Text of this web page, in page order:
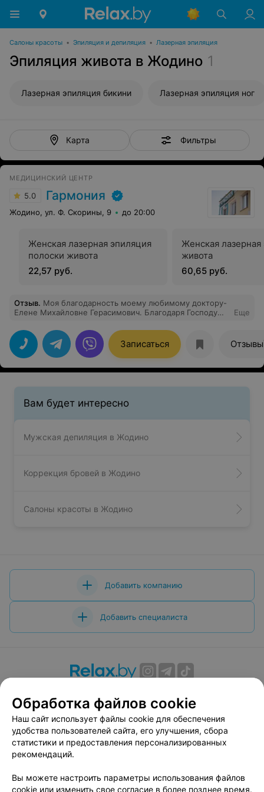
Салоны красоты • Эпиляция и депиляция • Лазерная эпиляция
Эпиляция живота в Жодино 1
Лазерная эпиляция бикини Лазерная эпиляция ног
Карта Фильтры
МЕДИЦИНСКИЙ ЦЕНТР
5.0 Гармония
Жодино, ул. Ф. Скорины, 9 до 20:00
Женская лазерная эпиляция
полоски живота
22,57 руб.
Женская лазерная
живота
60,65 руб.
Отзыв. Моя благодарность моему любимому доктору-
Елене Михайловне Герасимович. Благодаря Господу
с мужем есть кулечек счастья- наша доченька
Василиса . Спасибо Елена Михайловна за ваш
кропотливый труд,сердечность и помощь на всех
этапах ведения беременности!
Еще
Записаться Отзывы
Вам будет интересно
Мужская депиляция в Жодино
Коррекция бровей в Жодино
Салоны красоты в Жодино
Добавить компанию
Добавить специалиста
Вакансии
Публичный договор
Способы оплаты
Публичный договор по использованию сервиса
«Афиша»
Пользовательское соглашение
Связаться по вопросам сотрудничества
Обработка файлов cookie
Наш сайт использует файлы cookie для обеспечения
удобства пользователей сайта, его улучшения, сбора
статистики и предоставления персонализированных
рекомендаций.
Вы можете настроить параметры использования файлов
cookie или изменить свое согласие в более позднее время.